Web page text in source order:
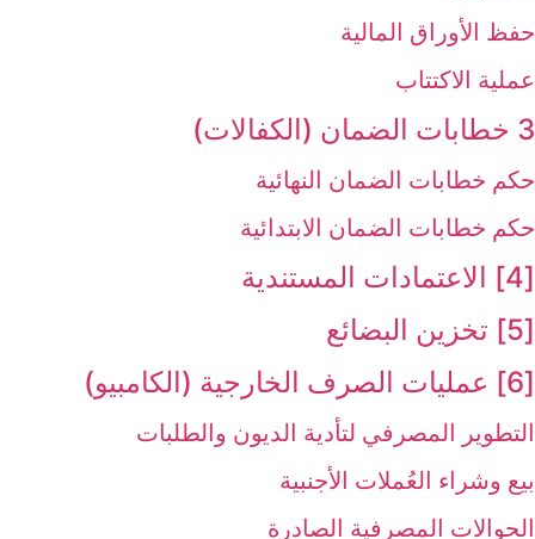
حفظ الأوراق المالية
عملية الاكتتاب
3 خطابات الضمان (الكفالات)
حكم خطابات الضمان النهائية
حكم خطابات الضمان الابتدائية
[4] الاعتمادات المستندية
[5] تخزين البضائع‏
[6] عمليات الصرف الخارجية (الكامبيو)
التطوير المصرفي لتأدية الديون والطلبات
بيع وشراء العُملات الأجنبية
الحوالات المصرفية الصادرة